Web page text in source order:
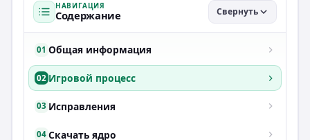
НАВИГАЦИЯ
Содержание Свернуть
01 Общая информация
02 Игровой процесс
03 Исправления
04 Скачать ядро